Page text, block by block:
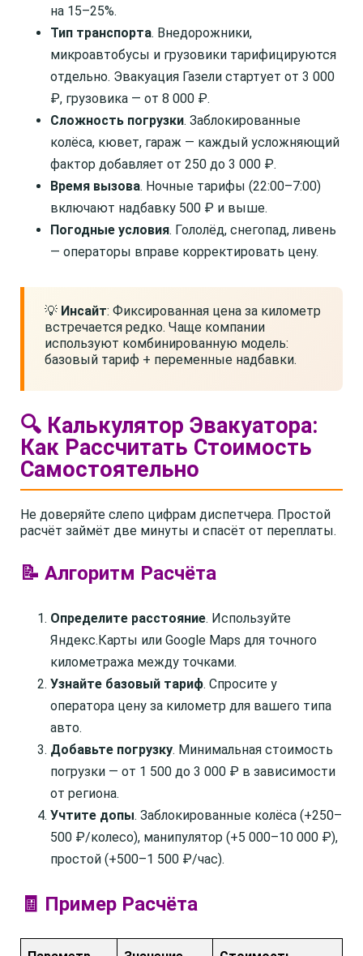
на 15–25%.
Тип транспорта. Внедорожники,
микроавтобусы и грузовики тарифицируются
отдельно. Эвакуация Газели стартует от 3 000
₽, грузовика — от 8 000 ₽.
Сложность погрузки. Заблокированные
колёса, кювет, гараж — каждый усложняющий
фактор добавляет от 250 до 3 000 ₽.
Время вызова. Ночные тарифы (22:00–7:00)
включают надбавку 500 ₽ и выше.
Погодные условия. Гололёд, снегопад, ливень
— операторы вправе корректировать цену.
💡 Инсайт: Фиксированная цена за километр
встречается редко. Чаще компании
используют комбинированную модель:
базовый тариф + переменные надбавки.
🔍 Калькулятор Эвакуатора:
Как Рассчитать Стоимость
Самостоятельно
Не доверяйте слепо цифрам диспетчера. Простой
расчёт займёт две минуты и спасёт от переплаты.
📝 Алгоритм Расчёта
Определите расстояние. Используйте
Яндекс.Карты или Google Maps для точного
километража между точками.
Узнайте базовый тариф. Спросите у
оператора цену за километр для вашего типа
авто.
Добавьте погрузку. Минимальная стоимость
погрузки — от 1 500 до 3 000 ₽ в зависимости
от региона.
Учтите допы. Заблокированные колёса (+250–
500 ₽/колесо), манипулятор (+5 000–10 000 ₽),
простой (+500–1 500 ₽/час).
🧾 Пример Расчёта